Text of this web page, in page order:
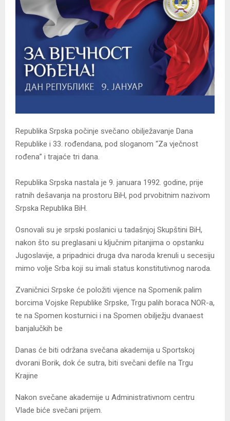
Republika Srpska počinje svečano obilježavanje Dana
Republike i 33. rođendana, pod sloganom “Za vječnost
rođena” i trajaće tri dana.
Republika Srpska nastala je 9. januara 1992. godine, prije
ratnih dešavanja na prostoru BiH, pod prvobitnim nazivom
Srpska Republika BiH.
Osnovali su je srpski poslanici u tadašnjoj Skupštini BiH,
nakon što su preglasani u ključnim pitanjima o opstanku
Јugoslavije, a pripadnici druga dva naroda krenuli u secesiju
mimo volje Srba koji su imali status konstitutivnog naroda.
Zvaničnici Srpske će položiti vijence na Spomenik palim
borcima Vojske Republike Srpske, Trgu palih boraca NOR-a,
te na Spomen kosturnici i na Spomen obilježju dvanaest
banjalučkih be
Danas će biti održana svečana akademija u Sportskoj
dvorani Borik, dok će sutra, biti svečani defile na Trgu
Krajine
Nakon svečane akademije u Administrativnom centru
Vlade biće svečani prijem.